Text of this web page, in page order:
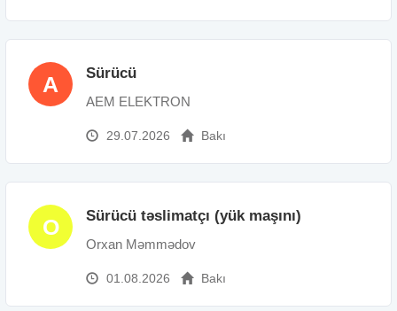
A Sürücü
AEM ELEKTRON
29.07.2026 Bakı
O Sürücü təslimatçı (yük maşını)
Orxan Məmmədov
01.08.2026 Bakı